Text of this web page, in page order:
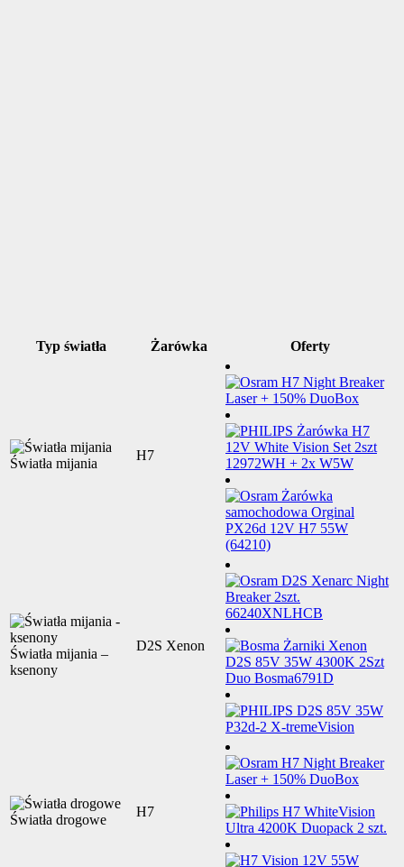
Typ światła Żarówka Oferty
Światła mijania
H7
Światła mijania –
ksenony
D2S Xenon
Światła drogowe
H7